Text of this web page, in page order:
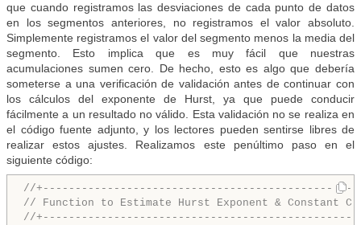
que cuando registramos las desviaciones de cada punto de datos
en los segmentos anteriores, no registramos el valor absoluto.
Simplemente registramos el valor del segmento menos la media del
segmento. Esto implica que es muy fácil que nuestras
acumulaciones sumen cero. De hecho, esto es algo que debería
someterse a una verificación de validación antes de continuar con
los cálculos del exponente de Hurst, ya que puede conducir
fácilmente a un resultado no válido. Esta validación no se realiza en
el código fuente adjunto, y los lectores pueden sentirse libres de
realizar estos ajustes. Realizamos este penúltimo paso en el
siguiente código:
//
// Function to Estimate Hurst Exponent & Constant C
//